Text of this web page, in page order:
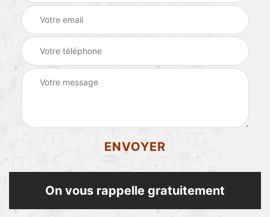
On vous rappelle gratuitement